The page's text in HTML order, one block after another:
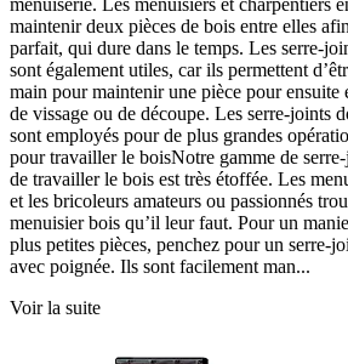
maintenir deux pièces de bois entre elles
parfait, qui dure dans le temps. Les serre-
sont également utiles, car ils permettent
main pour maintenir une pièce pour ensuite
de vissage ou de découpe. Les serre-joints
sont employés pour de plus grandes
pour travailler le boisNotre gamme de
de travailler le bois est très étoffée. Les
et les bricoleurs amateurs ou passionnés
menuisier bois qu’il leur faut. Pour un
plus petites pièces, penchez pour un serre-
avec poignée. Ils sont facilement man...
Voir la suite